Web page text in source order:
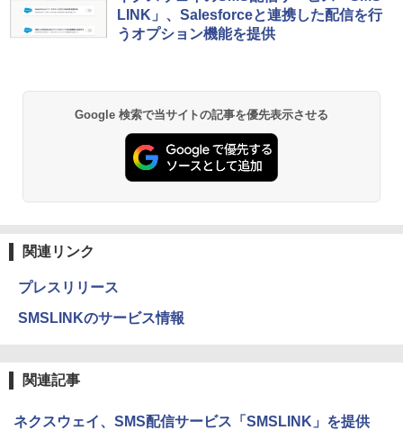
LINK」、Salesforceと連携した配信を行
うオプション機能を提供
Google 検索で当サイトの記事を優先表示させる
関連リンク
プレスリリース
SMSLINKのサービス情報
関連記事
ネクスウェイ、SMS配信サービス「SMSLINK」を提供